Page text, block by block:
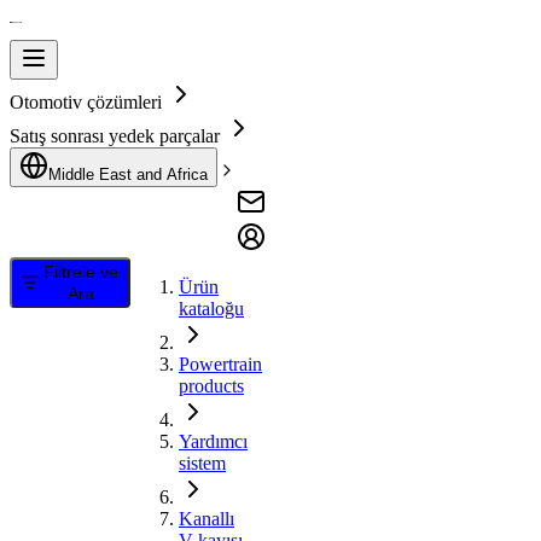
Otomotiv çözümleri
Satış sonrası yedek parçalar
Middle East and Africa
Filtrele ve
Ara
Ürün
kataloğu
Powertrain
products
Yardımcı
sistem
Kanallı